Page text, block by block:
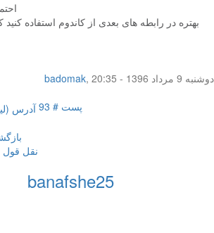
بهتره در رابطه های بعدی از کاندوم استفاده
badomak,
دوشنبه 9 مرداد 1396 - 20:35
پست # 93
نقل قول
banafshe25